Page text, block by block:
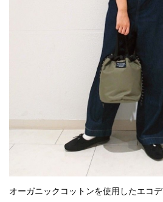
オーガニックコットンを使用したエコ